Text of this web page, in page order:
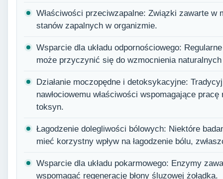
Właściwości przeciwzapalne: Związki zawarte w
stanów zapalnych w organizmie.
Wsparcie dla układu odpornościowego:
może przyczynić się do wzmocnienia
Działanie moczopędne i detoksykacyjne:
nawłociowemu właściwości wspomagające
toksyn.
Łagodzenie dolegliwości bólowych: Niektóre
mieć korzystny wpływ na łagodzenie bólu,
Wsparcie dla układu pokarmowego: Enzymy
wspomagać regenerację błony śluzowej żołądka.